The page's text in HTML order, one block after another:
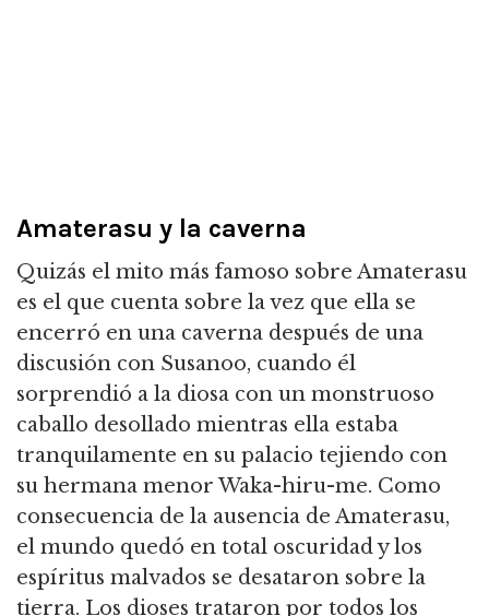
Amaterasu y la caverna
Quizás el mito más famoso sobre Amaterasu
es el que cuenta sobre la vez que ella se
encerró en una caverna después de una
discusión con Susanoo, cuando él
sorprendió a la diosa con un monstruoso
caballo desollado mientras ella estaba
tranquilamente en su palacio tejiendo con
su hermana menor Waka-hiru-me. Como
consecuencia de la ausencia de Amaterasu,
el mundo quedó en total oscuridad y los
espíritus malvados se desataron sobre la
tierra. Los dioses trataron por todos los